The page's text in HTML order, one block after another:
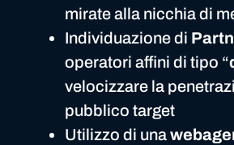
mirate alla nicchia di
Individuazione di
operatori affini di tipo “
velocizzare la
pubblico target
Utilizzo di una